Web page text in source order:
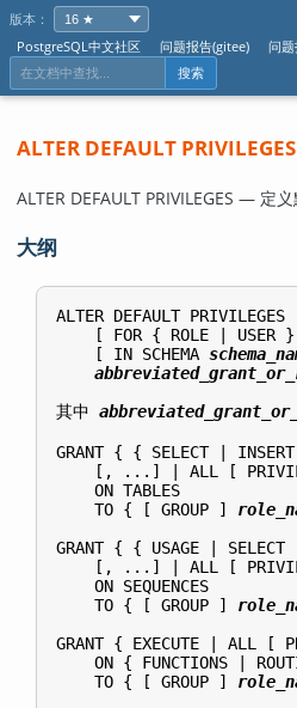
版本：
PostgreSQL中文社区
问题报告(gitee) 问
搜索
ALTER DEFAULT PRIVILEGES
ALTER DEFAULT PRIVILEGES — 定
大纲
ALTER DEFAULT PRIVILEGES
    [ FOR { ROLE | USER }
    [ IN SCHEMA
其中
GRANT { { SELECT |
[, ...] | ALL [
    ON TABLES
    TO { [ GROUP ]
GRANT { { USAGE | SELECT
[, ...] | ALL [
    ON SEQUENCES
    TO { [ GROUP ]
GRANT { EXECUTE | ALL [
ON { FUNCTIONS |
    TO { [ GROUP ]